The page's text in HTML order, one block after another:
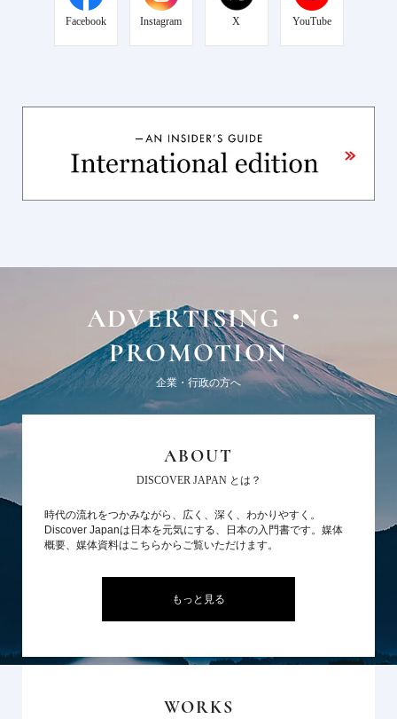
Facebook Instagram X YouTube
ADVERTISING・
PROMOTION
企業・行政の方へ
ABOUT
DISCOVER JAPAN とは？
時代の流れをつかみながら、広く、深く、わかりやすく。
Discover Japanは日本を元気にする、日本の入門書です。媒体
概要、媒体資料はこちらからご覧いただけます。
もっと見る
WORKS